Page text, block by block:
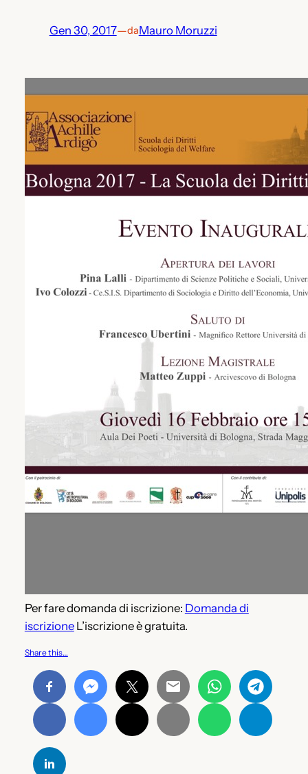
Gen 30, 2017—daMauro Moruzzi
Per fare domanda di iscrizione: Domanda di
iscrizioneL’iscrizione è gratuita.
Share this…